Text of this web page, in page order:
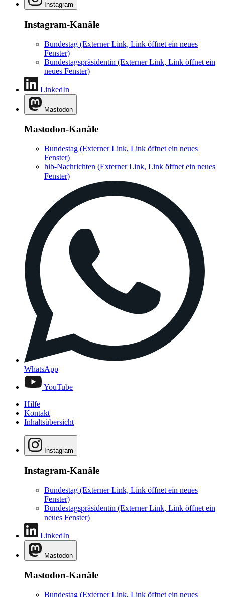
Instagram
Instagram-Kanäle
Bundestag (Externer Link, Link öffnet ein neues
Fenster)
Bundestagspräsidentin (Externer Link, Link öffnet ein
neues Fenster)
LinkedIn
Mastodon
Mastodon-Kanäle
Bundestag (Externer Link, Link öffnet ein neues
Fenster)
hib-Nachrichten (Externer Link, Link öffnet ein neues
Fenster)
WhatsApp
YouTube
Hilfe
Kontakt
Inhaltsübersicht
Instagram
Instagram-Kanäle
Bundestag (Externer Link, Link öffnet ein neues
Fenster)
Bundestagspräsidentin (Externer Link, Link öffnet ein
neues Fenster)
LinkedIn
Mastodon
Mastodon-Kanäle
Bundestag (Externer Link, Link öffnet ein neues